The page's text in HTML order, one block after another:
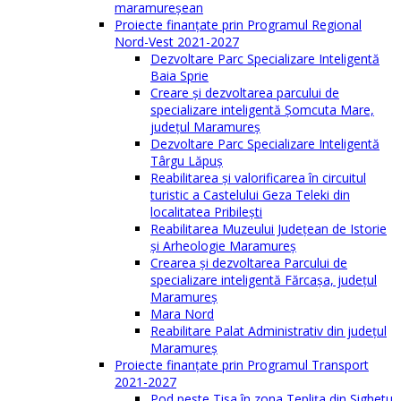
maramureşean
Proiecte finanțate prin Programul Regional
Nord-Vest 2021-2027
Dezvoltare Parc Specializare Inteligentă
Baia Sprie
Creare și dezvoltarea parcului de
specializare inteligentă Șomcuta Mare,
județul Maramureș
Dezvoltare Parc Specializare Inteligentă
Târgu Lăpuș
Reabilitarea și valorificarea în circuitul
turistic a Castelului Geza Teleki din
localitatea Pribilești
Reabilitarea Muzeului Județean de Istorie
și Arheologie Maramureș
Crearea și dezvoltarea Parcului de
specializare inteligentă Fărcașa, județul
Maramureș
Mara Nord
Reabilitare Palat Administrativ din județul
Maramureș
Proiecte finanțate prin Programul Transport
2021-2027